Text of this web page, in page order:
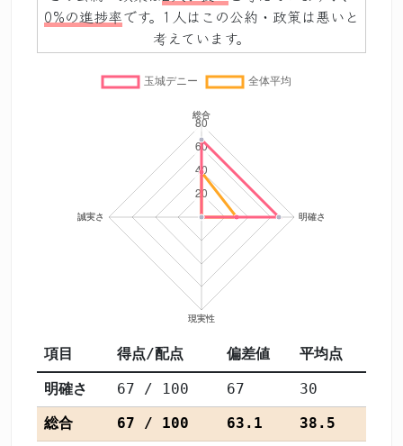
0%の進捗率です。1人はこの公約・政策は悪いと
考えています。
項目 得点/配点 偏差値 平均点
明確さ 67 / 100 67
30
総合
67 / 100 63.1 38.5